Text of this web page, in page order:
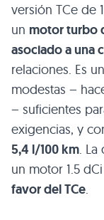
versión TCe de
un motor turbo
asociado a una
relaciones. Es
modestas –
– suficientes
exigencias, y
5,4 l/100 km .
un motor 1.5
favor del TCe